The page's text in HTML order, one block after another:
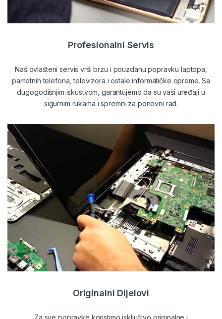
Profesionalni Servis
Naš ovlašteni servis vrši brzu i pouzdanu popravku laptopa,
pametnih telefona, televizora i ostale informatičke opreme. Sa
dugogodišnjim iskustvom, garantujemo da su vaši uređaji u
sigurnim rukama i spremni za ponovni rad.
Originalni Dijelovi